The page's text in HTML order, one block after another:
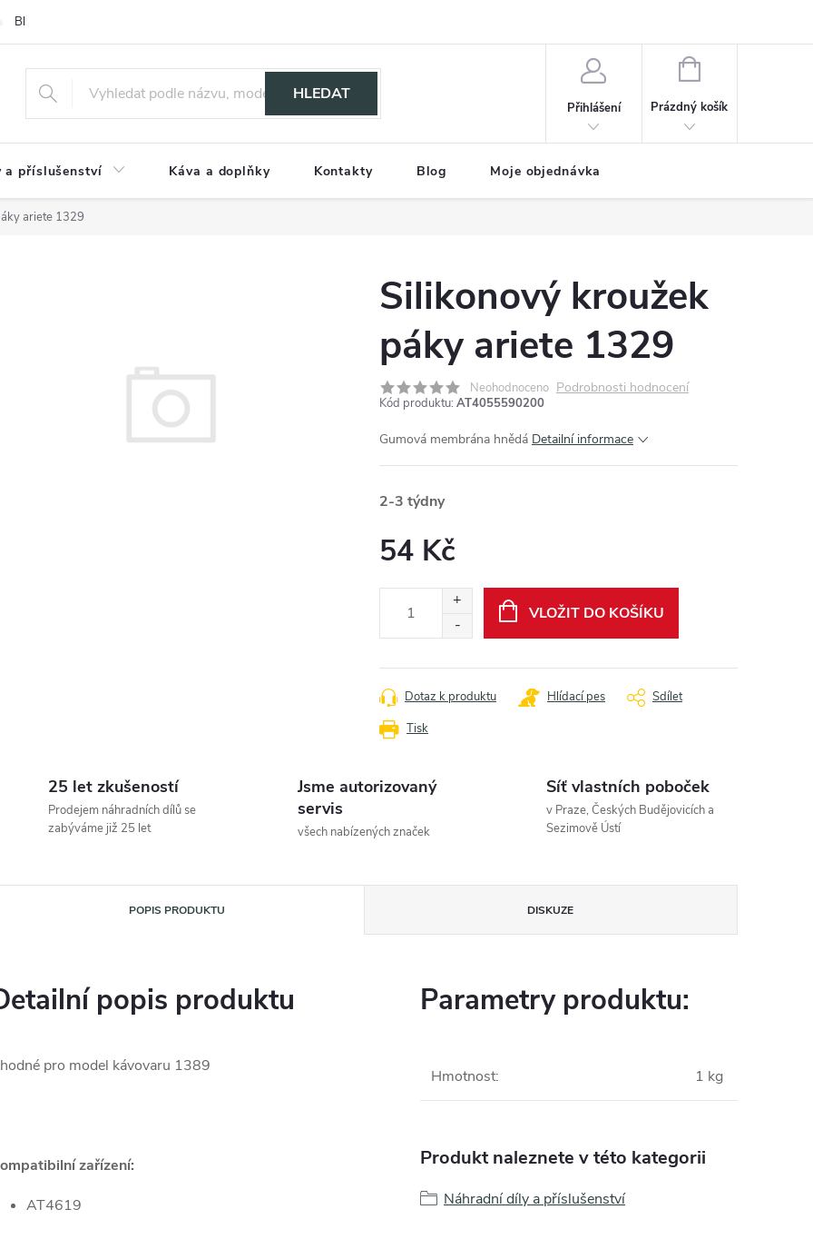
Blog
HLEDAT
Přihlášení
NÁKUPNÍ
Prázdný košík
a příslušenství Káva a doplňky Kontakty Blog Moje objednávka
ariete 1329
Silikonový kroužek
páky ariete 1329
Neohodnoceno Podrobnosti hodnocení
Kód produktu: AT4055590200
Gumová membrána hnědá Detailní informace
2-3 týdny
54 Kč
VLOŽIT DO KOŠÍKU
Tisk
Dotaz k produktu Hlídací pes Sdílet
25 let zkušeností
Prodejem náhradních dílů se
zabýváme již 25 let
Jsme autorizovaný
servis
všech nabízených značek
Síť vlastních poboček
v Praze, Českých Budějovicích a
Sezimově Ústí
POPIS PRODUKTU DISKUZE
popis produktu
pro model kávovaru 1389
zařízení:
AT4619
Parametry produktu:
Hmotnost: 1 kg
Produkt naleznete v této kategorii
Náhradní díly a příslušenství